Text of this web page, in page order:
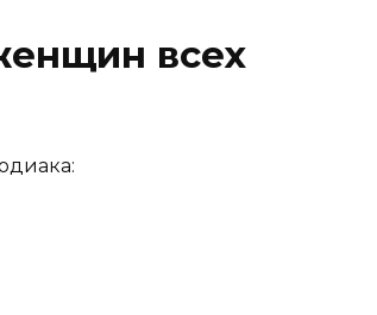
всех